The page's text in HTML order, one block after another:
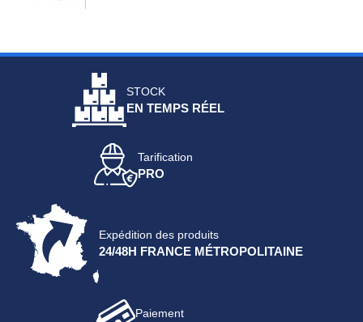
STOCK
EN TEMPS RÉEL
Tarification
PRO
Expédition des produits
24/48H FRANCE MÉTROPOLITAINE
Paiement